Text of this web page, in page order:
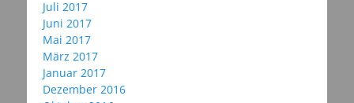
Juli 2017
Juni 2017
Mai 2017
März 2017
Januar 2017
Dezember 2016